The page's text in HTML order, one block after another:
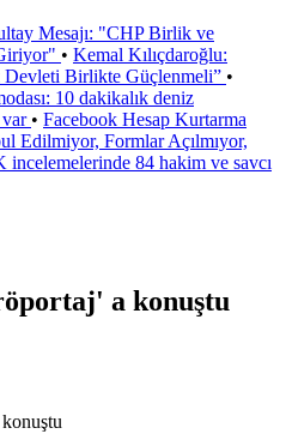
Mesajı: "CHP Birlik ve
• Kemal Kılıçdaroğlu:
Devleti Birlikte Güçlenmeli” •
10 dakikalık deniz
var • Facebook Hesap Kurtarma
Edilmiyor, Formlar Açılmıyor,
84 hakim ve savcı
a konuştu